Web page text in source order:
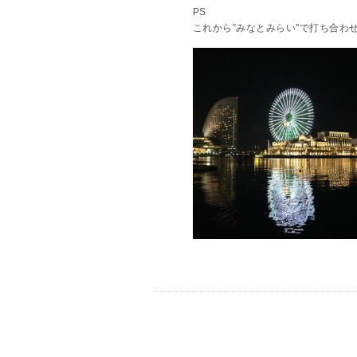
PS
これから”みなとみらい"で打ち合わ